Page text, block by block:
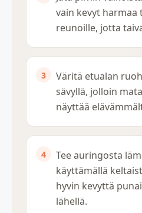
vain kevyt harmaa
reunoille, jotta
Väritä etualan
sävyllä, jolloin
näyttää
Tee auringosta
käyttämällä
hyvin kevyttä
lähellä.